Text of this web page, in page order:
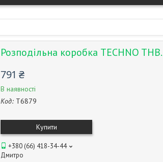
Розподільна коробка TECHNO
791 ₴
В наявності
Код: T6879
Купити
+380 (66) 418-34-44
Дмитро